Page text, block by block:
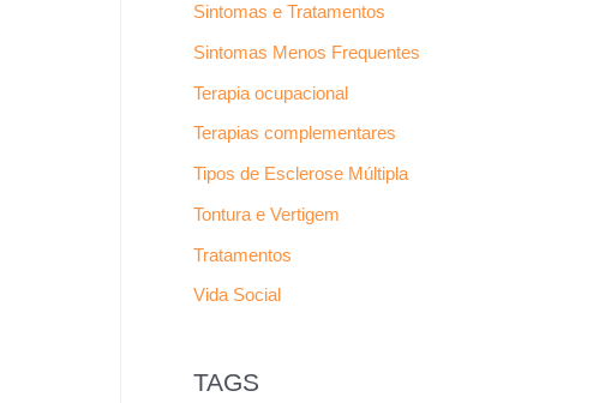
Sintomas e Tratamentos
Sintomas Menos Frequentes
Terapia ocupacional
Terapias complementares
Tipos de Esclerose Múltipla
Tontura e Vertigem
Tratamentos
Vida Social
TAGS